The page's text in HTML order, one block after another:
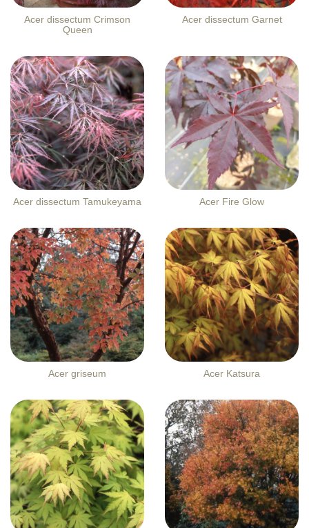
Acer dissectum Crimson
Queen
Acer dissectum Garnet
Acer dissectum Tamukeyama Acer Fire Glow
Acer griseum Acer Katsura